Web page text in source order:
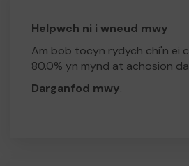
Helpwch ni i wneud mwy
Am bob tocyn rydych chi'n ei
80.0% yn mynd at achosion
Darganfod mwy.